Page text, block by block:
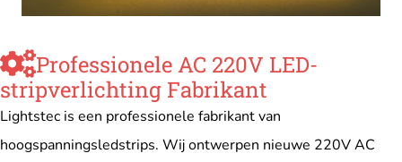
Professionele AC 220V LED-
stripverlichting Fabrikant
Lightstec is een professionele fabrikant van
hoogspanningsledstrips. Wij ontwerpen nieuwe 220V AC